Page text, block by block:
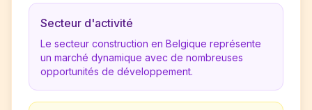
Secteur d'activité
Le secteur construction en Belgique représente
un marché dynamique avec de nombreuses
opportunités de développement.